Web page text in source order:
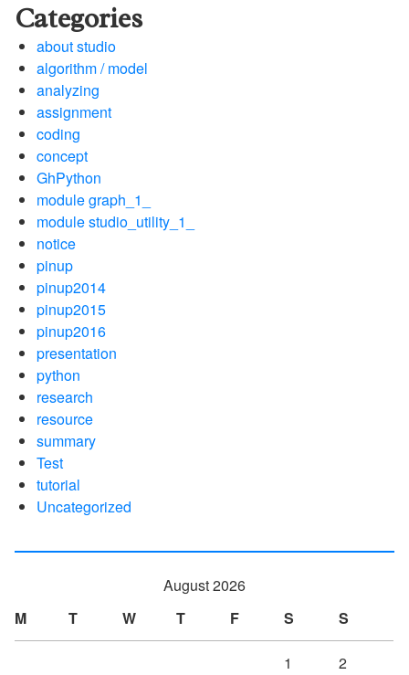
Categories
about studio
algorithm / model
analyzing
assignment
coding
concept
GhPython
module graph_1_
module studio_utility_1_
notice
pinup
pinup2014
pinup2015
pinup2016
presentation
python
research
resource
summary
Test
tutorial
Uncategorized
August 2026
M
T W T F S S
1 2